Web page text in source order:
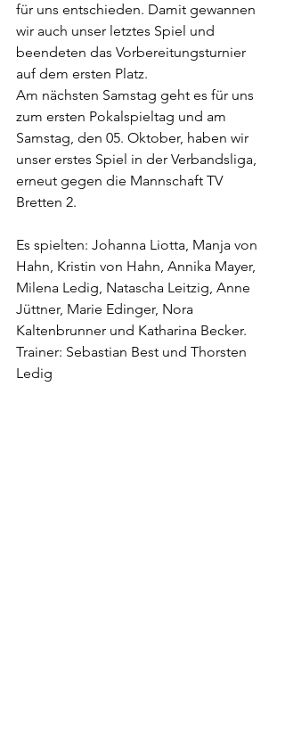
für uns entschieden. Damit gewannen
wir auch unser letztes Spiel und
beendeten das Vorbereitungsturnier
auf dem ersten Platz.
Am nächsten Samstag geht es für uns
zum ersten Pokalspieltag und am
Samstag, den 05. Oktober, haben wir
unser erstes Spiel in der Verbandsliga,
erneut gegen die Mannschaft TV
Bretten 2.
Es spielten: Johanna Liotta, Manja von
Hahn, Kristin von Hahn, Annika Mayer,
Milena Ledig, Natascha Leitzig, Anne
Jüttner, Marie Edinger, Nora
Kaltenbrunner und Katharina Becker.
Trainer: Sebastian Best und Thorsten
Ledig